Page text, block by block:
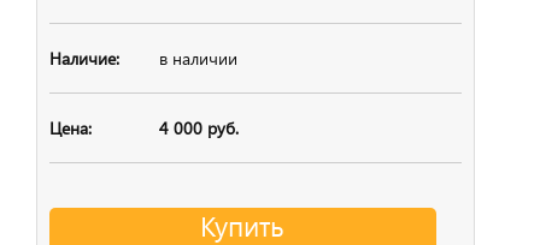
в наличии
4 000 руб.
Купить